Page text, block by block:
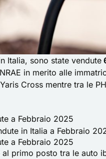
Italia, sono state vendute
in merito alle
Cross mentre tra le
a Febbraio 2025
in Italia a Febbraio
a Febbraio 2025
al primo posto tra le auto